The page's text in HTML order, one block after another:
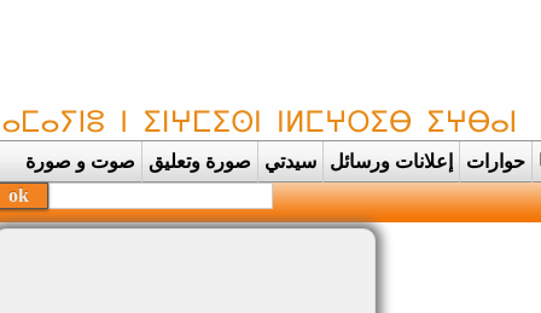
حوارات إعلانات ورسائل سيدتي صورة وتعليق صوت و صورة